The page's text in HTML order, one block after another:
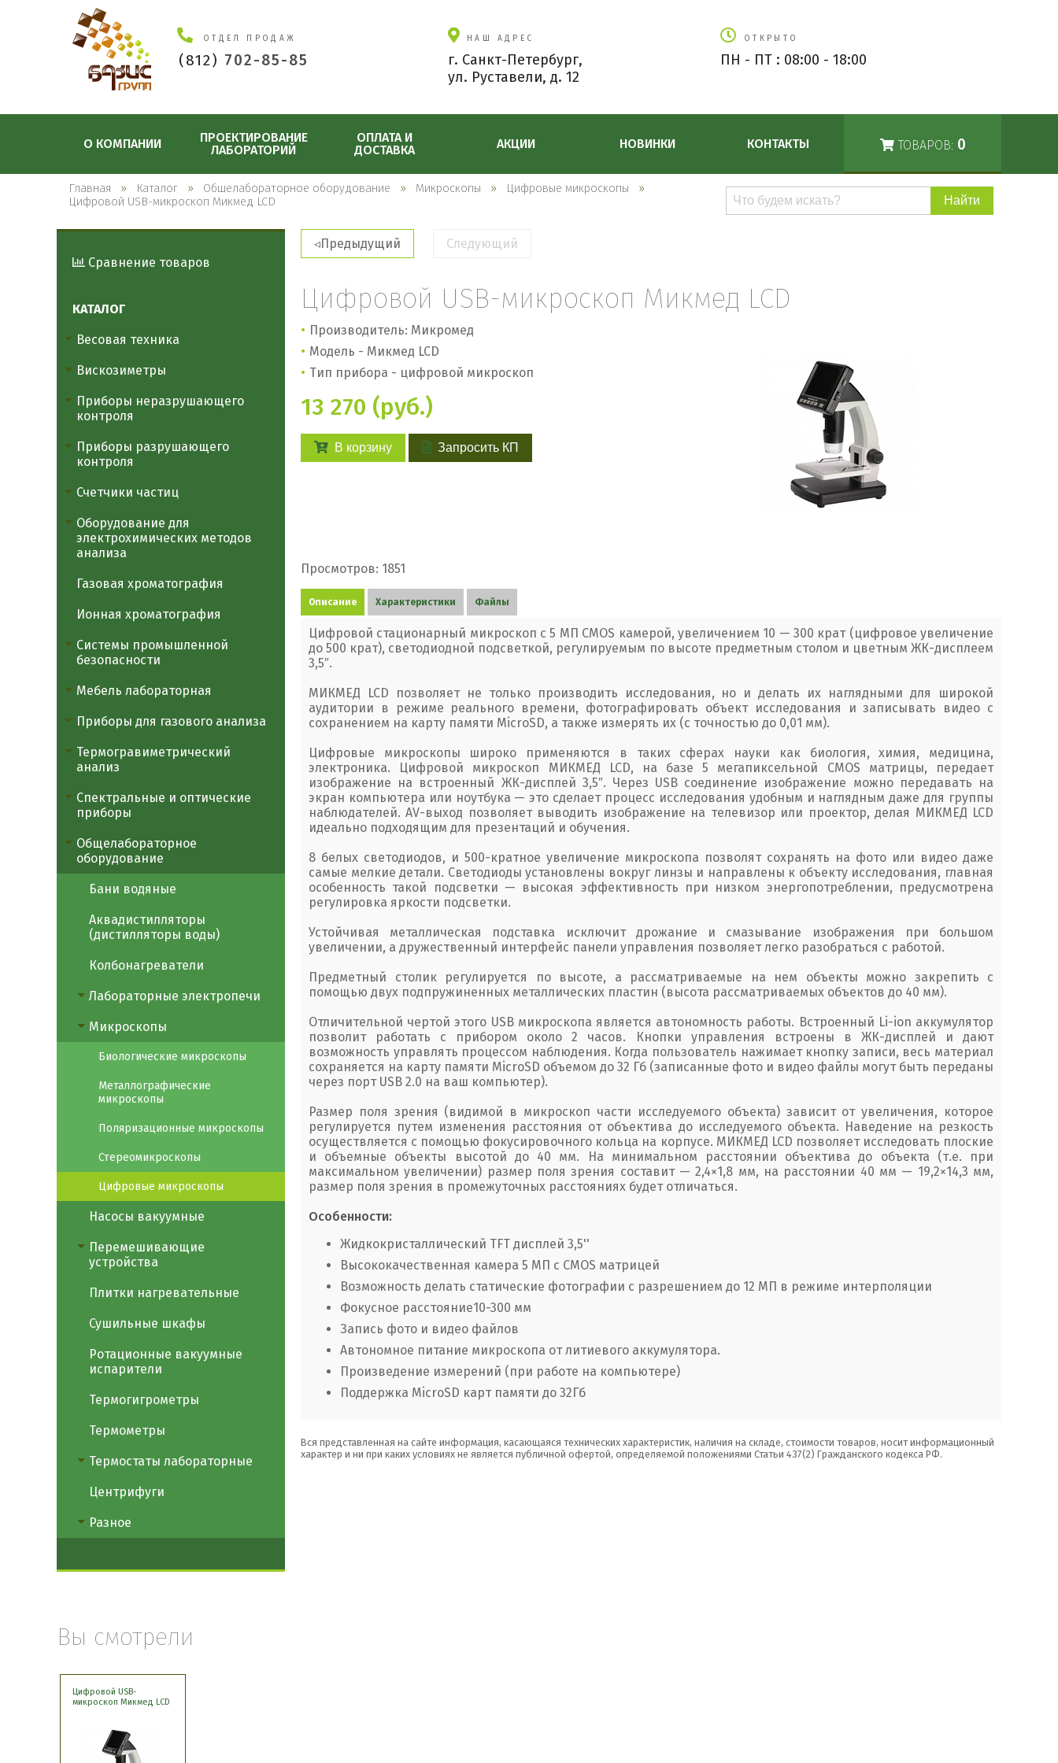
ОТДЕЛ ПРОДАЖ
(812) 702-85-85
НАШ АДРЕС
г. Санкт-Петербург,
ул. Руставели, д. 12
ОТКРЫТО
ПН - ПТ : 08:00 - 18:00
О КОМПАНИИ
ПРОЕКТИРОВАНИЕ
ЛАБОРАТОРИЙ
ОПЛАТА И
ДОСТАВКА
АКЦИИ НОВИНКИ КОНТАКТЫ ТОВАРОВ: 0
Поиск
каталогу
Главная Каталог Общелабораторное оборудование Микроскопы
Цифровые микроскопы
Цифровой USB-микроскоп Микмед LCD
Сравнение товаров
КАТАЛОГ
Весовая техника
Вискозиметры
Приборы неразрушающего
контроля
Приборы разрушающего
контроля
Счетчики частиц
Оборудование для
электрохимических методов
анализа
Газовая хроматография
Ионная хроматография
Системы промышленной
безопасности
Мебель лабораторная
Приборы для газового анализа
Термогравиметрический
анализ
Спектральные и оптические
приборы
Общелабораторное
оборудование
Бани водяные
Аквадистилляторы
(дистилляторы воды)
Колбонагреватели
Лабораторные электропечи
Микроскопы
Биологические микроскопы
Металлографические
микроскопы
Поляризационные микроскопы
Стереомикроскопы
Цифровые микроскопы
Насосы вакуумные
Перемешивающие
устройства
Плитки нагревательные
Сушильные шкафы
Ротационные вакуумные
испарители
Термогигрометры
Термометры
Термостаты лабораторные
Центрифуги
Разное
Предыдущий Следующий
Цифровой USB-микроскоп Микмед LCD
Производитель: Микромед
Модель - Микмед LCD
Тип прибора - цифровой микроскоп
13 270 (руб.)
В корзину Запросить КП
Просмотров: 1851
Описание Характеристики Файлы
Цифровой стационарный микроскоп с 5 МП CMOS камерой, увеличением 10 — 300 крат (цифровое увеличение
до 500 крат), светодиодной подсветкой, регулируемым по высоте предметным столом и цветным ЖК-дисплеем
3,5″.
МИКМЕД LCD позволяет не только производить исследования, но и делать их наглядными для широкой
аудитории в режиме реального времени, фотографировать объект исследования и записывать видео с
сохранением на карту памяти MicroSD, а также измерять их (с точностью до 0,01 мм).
Цифровые микроскопы широко применяются в таких сферах науки как биология, химия, медицина,
электроника. Цифровой микроскоп МИКМЕД LCD, на базе 5 мегапиксельной CMOS матрицы, передает
изображение на встроенный ЖК-дисплей 3,5″. Через USB соединение изображение можно передавать на
экран компьютера или ноутбука — это сделает процесс исследования удобным и наглядным даже для группы
наблюдателей. AV-выход позволяет выводить изображение на телевизор или проектор, делая МИКМЕД LCD
идеально подходящим для презентаций и обучения.
8 белых светодиодов, и 500-кратное увеличение микроскопа позволят сохранять на фото или видео даже
самые мелкие детали. Светодиоды установлены вокруг линзы и направлены к объекту исследования, главная
особенность такой подсветки — высокая эффективность при низком энергопотреблении, предусмотрена
регулировка яркости подсветки.
Устойчивая металлическая подставка исключит дрожание и смазывание изображения при большом
увеличении, а дружественный интерфейс панели управления позволяет легко разобраться с работой.
Предметный столик регулируется по высоте, а рассматриваемые на нем объекты можно закрепить с
помощью двух подпружиненных металлических пластин (высота рассматриваемых объектов до 40 мм).
Отличительной чертой этого USB микроскопа является автономность работы. Встроенный Li-ion аккумулятор
позволит работать с прибором около 2 часов. Кнопки управления встроены в ЖК-дисплей и дают
возможность управлять процессом наблюдения. Когда пользователь нажимает кнопку записи, весь материал
сохраняется на карту памяти MicroSD объемом до 32 Гб (записанные фото и видео файлы могут быть переданы
через порт USB 2.0 на ваш компьютер).
Размер поля зрения (видимой в микроскоп части исследуемого объекта) зависит от увеличения, которое
регулируется путем изменения расстояния от объектива до исследуемого объекта. Наведение на резкость
осуществляется с помощью фокусировочного кольца на корпусе. МИКМЕД LCD позволяет исследовать плоские
и объемные объекты высотой до 40 мм. На минимальном расстоянии объектива до объекта (т.е. при
максимальном увеличении) размер поля зрения составит — 2,4×1,8 мм, на расстоянии 40 мм — 19,2×14,3 мм,
размер поля зрения в промежуточных расстояниях будет отличаться.
Особенности:
Жидкокристаллический TFT дисплей 3,5''
Высококачественная камера 5 МП с CMOS матрицей
Возможность делать статические фотографии с разрешением до 12 МП в режиме интерполяции
Фокусное расстояние10-300 мм
Запись фото и видео файлов
Автономное питание микроскопа от литиевого аккумулятора.
Произведение измерений (при работе на компьютере)
Поддержка MicroSD карт памяти до 32Гб
Вся представленная на сайте информация, касающаяся технических характеристик, наличия на складе, стоимости товаров, носит информационный
характер и ни при каких условиях не является публичной офертой, определяемой положениями Статьи 437(2) Гражданского кодекса РФ.
Вы смотрели
Цифровой USB-
микроскоп Микмед LCD